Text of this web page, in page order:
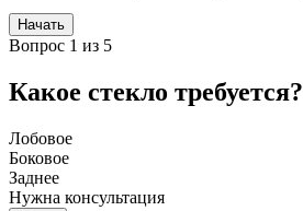
Начать
Вопрос 1 из 5
Какое стекло требуется?
Лобовое
Боковое
Заднее
Нужна консультация